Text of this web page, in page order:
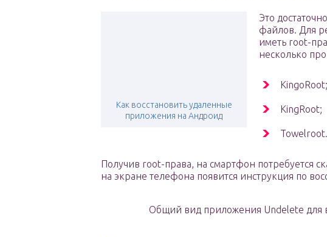
Как восстановить удаленные
приложения на Андроид
Это
файлов. Для
иметь root-
несколько
KingoRoot;
KingRoot;
Towelroot.
Получив root-права, на смартфон потребуется
на экране телефона появится инструкция по
Общий вид приложения Undelete для